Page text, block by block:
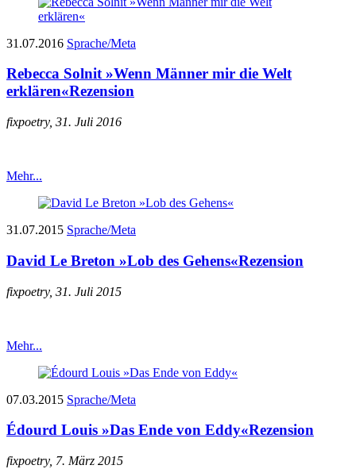
31.07.2016 Sprache/Meta
Rebecca Solnit »Wenn Männer mir die Welt
erklären«Rezension
fixpoetry, 31. Juli 2016
Mehr...
31.07.2015 Sprache/Meta
David Le Breton »Lob des Gehens«Rezension
fixpoetry, 31. Juli 2015
Mehr...
07.03.2015 Sprache/Meta
Édourd Louis »Das Ende von Eddy«Rezension
fixpoetry, 7. März 2015